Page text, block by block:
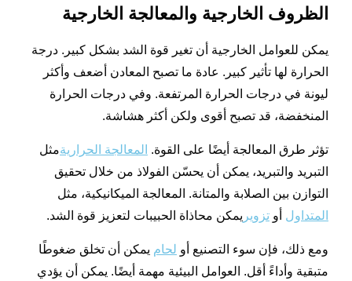
الظروف الخارجية والمعالجة الخارجية
يمكن للعوامل الخارجية أن تغير قوة الشد بشكل كبير. درجة
الحرارة لها تأثير كبير. عادة ما تصبح المعادن أضعف وأكثر
ليونة في درجات الحرارة المرتفعة. وفي درجات الحرارة
المنخفضة، قد تصبح أقوى ولكن أكثر هشاشة.
تؤثر طرق المعالجة أيضًا على القوة. المعالجة الحراريةمثل
التبريد والتبريد، يمكن أن يحسّن الفولاذ من خلال تحقيق
التوازن بين الصلابة والمتانة. المعالجة الميكانيكية، مثل
المتداول أو تزوير يمكن محاذاة الحبيبات لتعزيز قوة الشد.
ومع ذلك، فإن سوء التصنيع أو لحام يمكن أن تخلق ضغوطًا
متبقية وأداءً أقل. العوامل البيئية مهمة أيضًا. يمكن أن يؤدي